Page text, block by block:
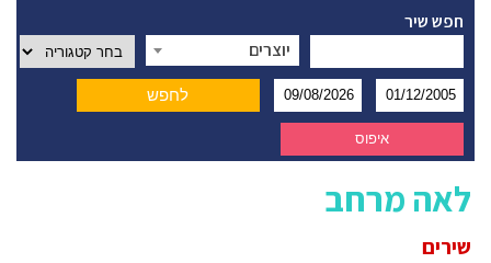
חפש שיר
יוצרים
לאה מרחב
שירים